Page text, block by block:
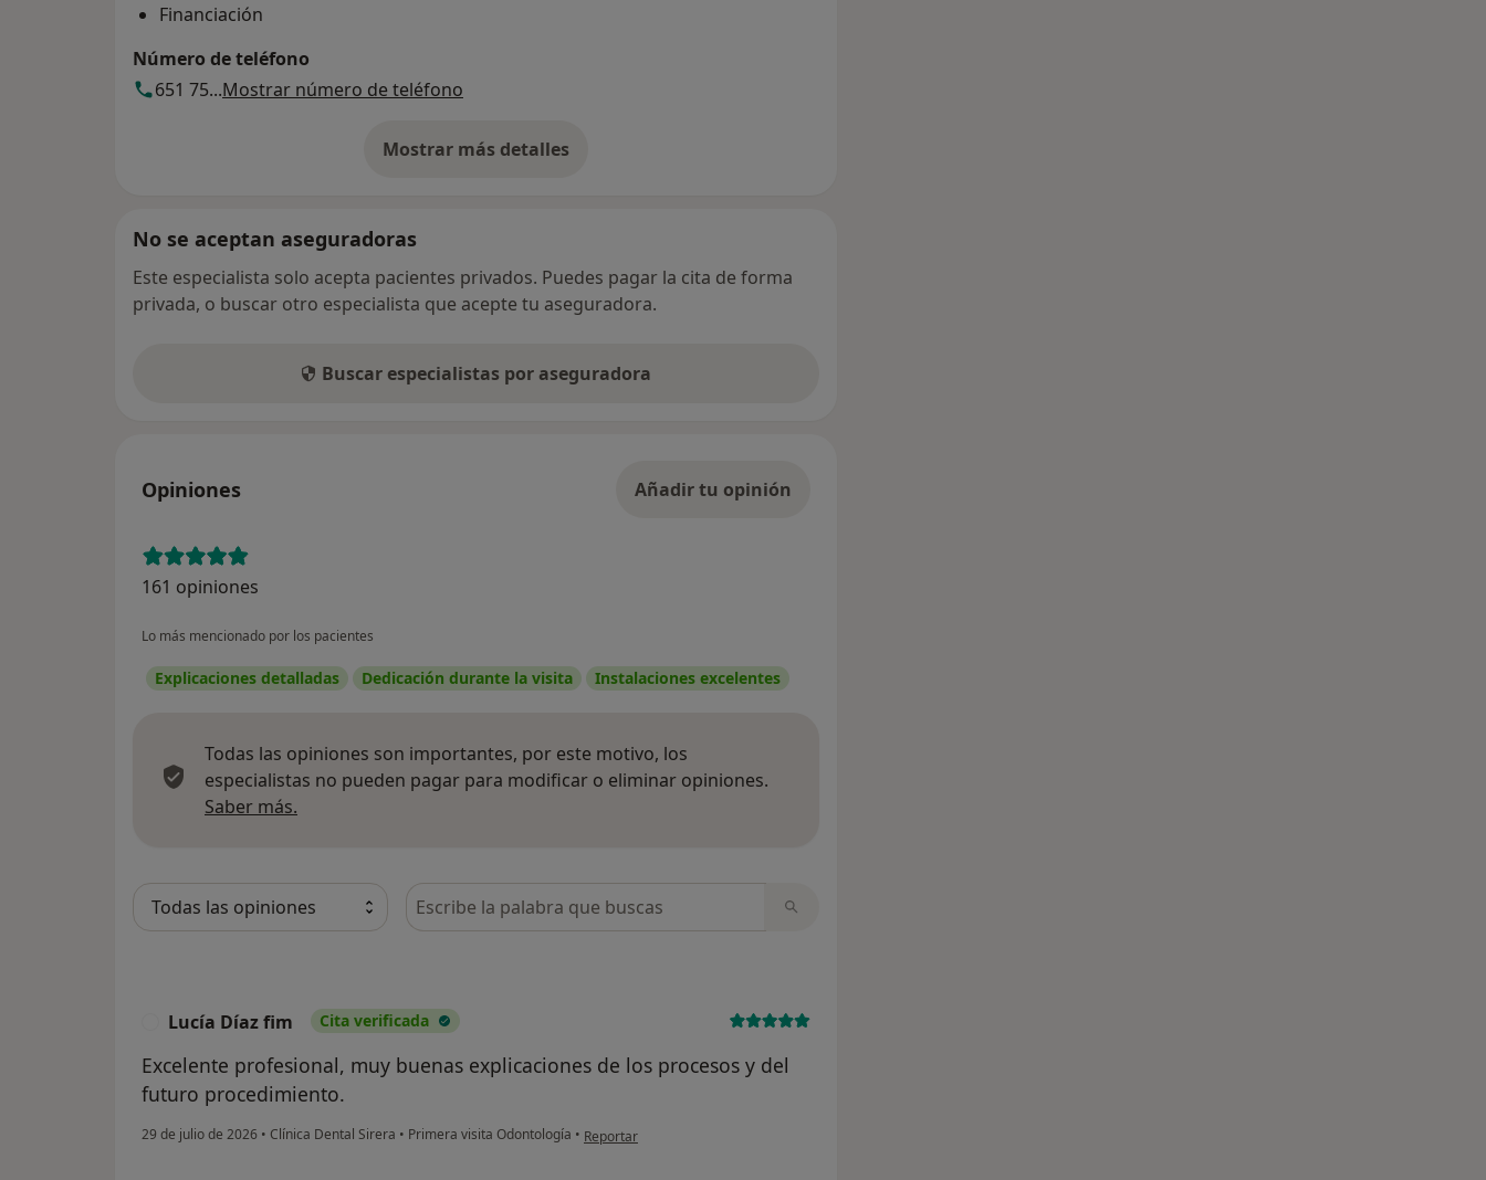
Financiación
Número de teléfono
651 75...Mostrar número de teléfono
Mostrar más detalles
sobre la dirección
No se aceptan aseguradoras
Este especialista solo acepta pacientes privados. Puedes pagar la cita de forma
privada, o buscar otro especialista que acepte tu aseguradora.
Buscar especialistas por aseguradora
Opiniones Añadir tu opinión
161 opiniones
Lo más mencionado por los pacientes
Explicaciones detalladas Dedicación durante la visita Instalaciones excelentes
Todas las opiniones son importantes, por este motivo, los
especialistas no pueden pagar para modificar o eliminar opiniones.
Saber más.
Busca en opiniones
Lucía Díaz fim Cita verificada
Excelente profesional, muy buenas explicaciones de los procesos y del
futuro procedimiento.
29 de julio de 2026 • Clínica Dental Sirera • Primera visita Odontología • en opinión del usuario Lucía Díaz fim
Reportar